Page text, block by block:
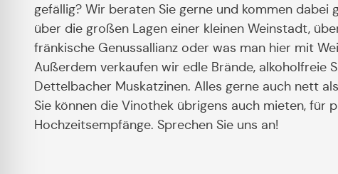
gefällig? Wir beraten Sie gerne und kommen dabei
über die großen Lagen einer kleinen Weinstadt,
fränkische Genussallianz oder was man hier mit
Außerdem verkaufen wir edle Brände, alkoholfreie
Dettelbacher Muskatzinen. Alles gerne auch nett
Sie können die Vinothek übrigens auch mieten, für
Hochzeitsempfänge. Sprechen Sie uns an!